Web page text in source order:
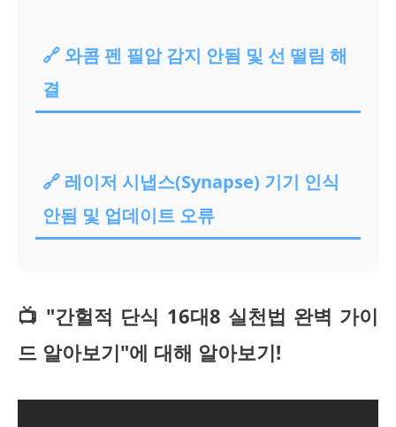
🔗 와콤 펜 필압 감지 안됨 및 선 떨림 해
결
🔗 레이저 시냅스(Synapse) 기기 인식
안됨 및 업데이트 오류
📺 "간헐적 단식 16대8 실천법 완벽 가이
드 알아보기"에 대해 알아보기!